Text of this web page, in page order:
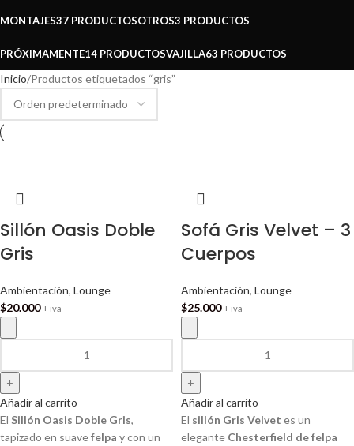
MONTAJES37 PRODUCTOSOTROS3 PRODUCTOS
PRÓXIMAMENTE14 PRODUCTOSVAJILLA63 PRODUCTOS
Inicio Productos etiquetados “gris”
Sillón Oasis Doble
Gris
Ambientación, Lounge
$20.000 + iva
Añadir al carrito
El Sillón Oasis Doble Gris,
tapizado en suavefelpa y con un
Sofá Gris Velvet – 3
Cuerpos
Ambientación, Lounge
$25.000 + iva
Añadir al carrito
El sillón Gris Velvet es un
elegante Chesterfield de felpa